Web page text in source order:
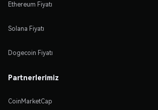
Ethereum Fiyatı
Solana Fiyatı
Dogecoin Fiyatı
Partnerlerimiz
CoinMarketCap